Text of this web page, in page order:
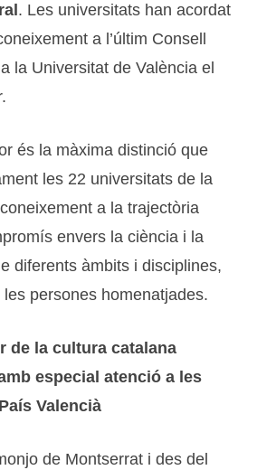
. Les universitats han acordat
a l’últim Consell
la Universitat de València el
és la màxima distinció que
les 22 universitats de la
a la trajectòria
envers la ciència i la
diferents àmbits i disciplines,
persones homenatjades.
de la cultura catalana
especial atenció a les
Valencià
de Montserrat i des del